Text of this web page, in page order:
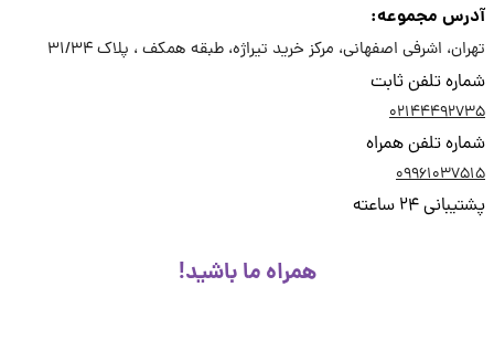
مجموعه:
اشرفی اصفهانی، مرکز خرید تیراژه، طبقه همکف ، پلاک 31/34
تلفن ثابت
تلفن همراه
24 ساعته
همراه ما باشید!